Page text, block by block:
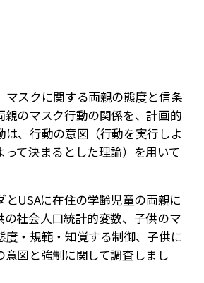
スクに関する両親の態度と信条
親のマスク行動の関係を、計画的
は、行動の意図（行動を実行しよ
って決まるとした理論）を用いて
とUSAに在住の学齢児童の両親に
の社会人口統計的変数、子供のマ
度・規範・知覚する制御、子供に
意図と強制に関して調査しまし